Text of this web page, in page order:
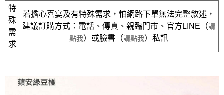
特
殊
需
求
若擔心喜宴及有特殊需求，怕網路下單無法完整敘述，
建議訂購方式：電話、傳真、親臨門市、官方LINE（請
點我）或臉書（請點我）私訊